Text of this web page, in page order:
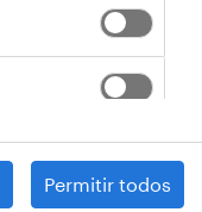
Permitir todos